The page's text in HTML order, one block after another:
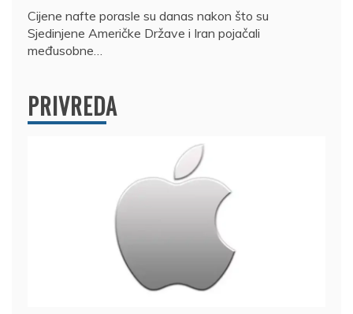
Cijene nafte porasle su danas nakon što su
Sjedinjene Američke Države i Iran pojačali
međusobne…
PRIVREDA